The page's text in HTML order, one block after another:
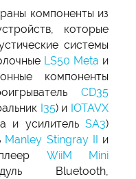
компоненты из
которые
системы
LS50 Meta и
компоненты
CD35
I35) и IOTAVX
и усилитель SA3)
Manley Stingray II
и
WiiM Mini
Bluetooth,